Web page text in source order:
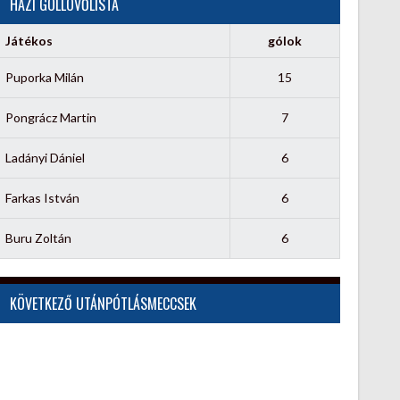
Játékos gólok
Puporka Milán 15
Pongrácz Martin 7
Ladányi Dániel 6
Farkas István 6
Buru Zoltán 6
KÖVETKEZŐ UTÁNPÓTLÁSMECCSEK